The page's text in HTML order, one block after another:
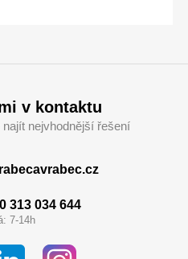
v kontaktu
nejvhodnější řešení
313 034 644
7-14h